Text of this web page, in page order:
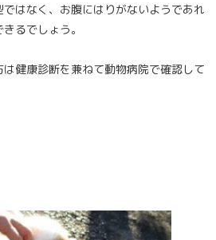
はなく、お腹にはりがないようであれ
るでしょう。
健康診断を兼ねて動物病院で確認して